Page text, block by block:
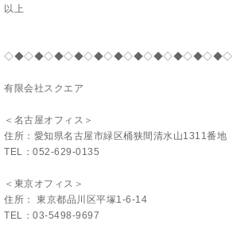
以上
◇◆◇◆◇◆◇◆◇◆◇◆◇◆◇◆◇◆◇◆◇◆◇
有限会社スクエア
＜名古屋オフィス＞
住所：愛知県名古屋市緑区桶狭間清水山1311番地
TEL：052-629-0135
＜東京オフィス＞
住所： 東京都品川区平塚1-6-14
TEL：03-5498-9697